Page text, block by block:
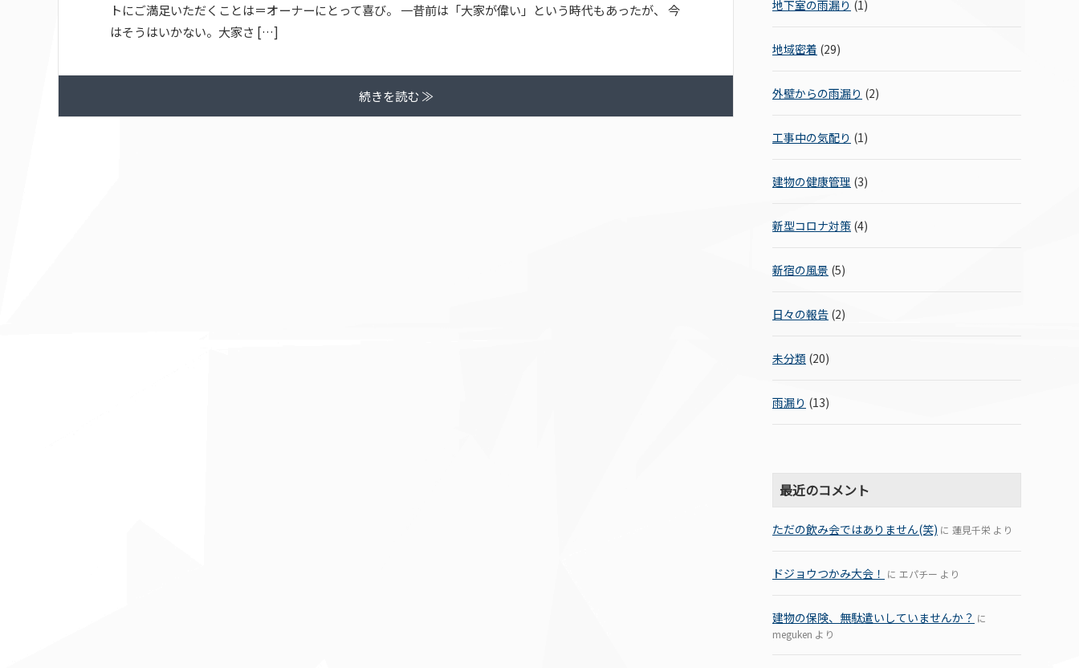
トにご満足いただくことは＝オーナーにとって喜び。 一昔前は「大家が偉い」という時代もあったが、 今
はそうはいかない。大家さ […]
続きを読む ≫
地下室の雨漏り (1)
地域密着 (29)
外壁からの雨漏り (2)
工事中の気配り (1)
建物の健康管理 (3)
新型コロナ対策 (4)
新宿の風景 (5)
日々の報告 (2)
未分類 (20)
雨漏り (13)
最近のコメント
ただの飲み会ではありません(笑) に 蓮見千栄 より
ドジョウつかみ大会！ に エパチー より
建物の保険、無駄遣いしていませんか？ に
meguken より